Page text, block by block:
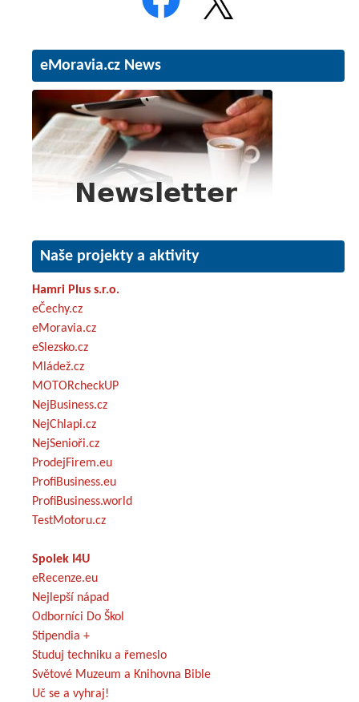
eMoravia.cz News
Naše projekty a aktivity
Hamri Plus s.r.o.
eČechy.cz
eMoravia.cz
eSlezsko.cz
Mládež.cz
MOTORcheckUP
NejBusiness.cz
NejChlapi.cz
NejSenioři.cz
ProdejFirem.eu
ProfiBusiness.eu
ProfiBusiness.world
TestMotoru.cz
Spolek I4U
eRecenze.eu
Nejlepší nápad
Odborníci Do Škol
Stipendia +
Studuj techniku a řemeslo
Světové Muzeum a Knihovna Bible
Uč se a vyhraj!